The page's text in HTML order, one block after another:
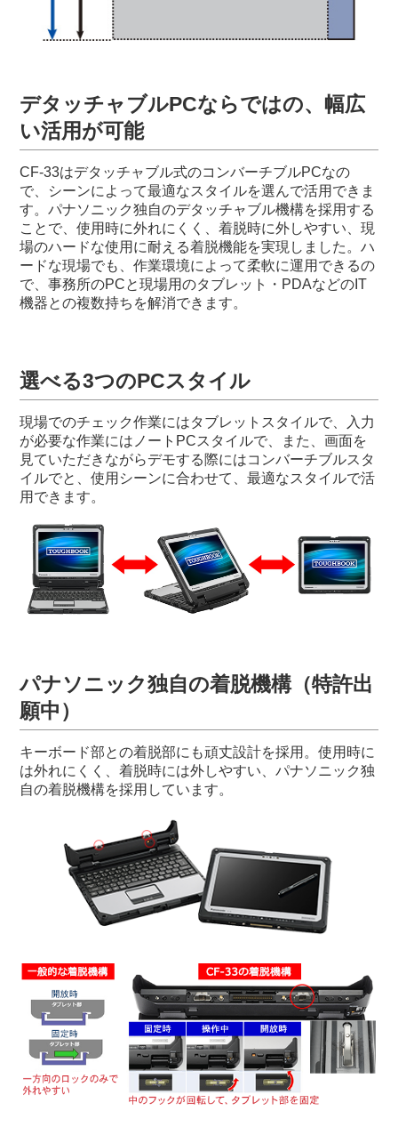
デタッチャブルPCならではの、幅広
い活用が可能
CF-33はデタッチャブル式のコンバーチブルPCなの
で、シーンによって最適なスタイルを選んで活用できま
す。パナソニック独自のデタッチャブル機構を採用する
ことで、使用時に外れにくく、着脱時に外しやすい、現
場のハードな使用に耐える着脱機能を実現しました。ハ
ードな現場でも、作業環境によって柔軟に運用できるの
で、事務所のPCと現場用のタブレット・PDAなどのIT
機器との複数持ちを解消できます。
選べる3つのPCスタイル
現場でのチェック作業にはタブレットスタイルで、入力
が必要な作業にはノートPCスタイルで、また、画面を
見ていただきながらデモする際にはコンバーチブルスタ
イルでと、使用シーンに合わせて、最適なスタイルで活
用できます。
パナソニック独自の着脱機構（特許出
願中）
キーボード部との着脱部にも頑丈設計を採用。使用時に
は外れにくく、着脱時には外しやすい、パナソニック独
自の着脱機構を採用しています。